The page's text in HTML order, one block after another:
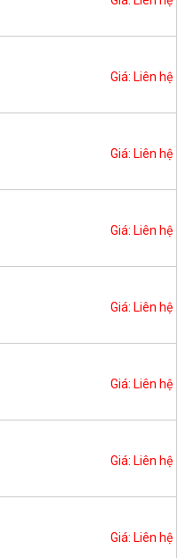
Giá: Liên hệ
Giá: Liên hệ
Giá: Liên hệ
Giá: Liên hệ
Giá: Liên hệ
Giá: Liên hệ
Giá: Liên hệ